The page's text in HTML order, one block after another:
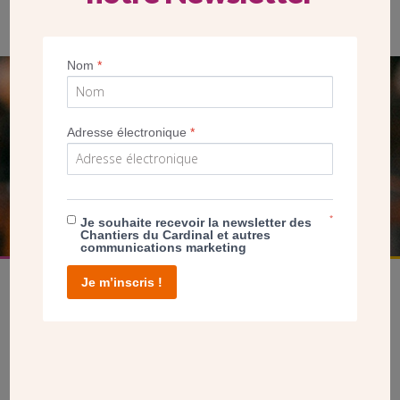
SEUL VOTRE DON
NOUS PERMET D’AGIR
FAIRE UN DON
Nom*
Adresse électronique*
Je souhaite recevoir la newsletter des
Chantiers du Cardinal et autres
communications marketing
*
Je m’inscris !